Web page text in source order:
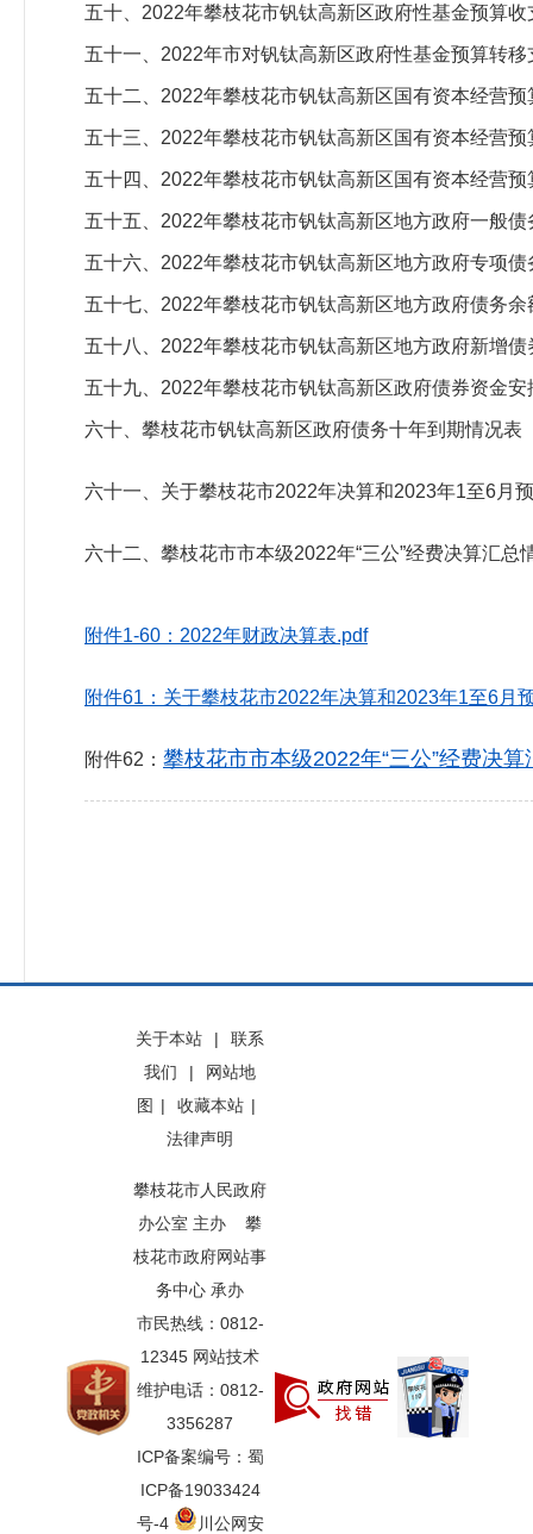
五十、2022年攀枝花市钒钛高新区政府性基金预算收
五十一、2022年市对钒钛高新区政府性基金预算转
五十二、2022年攀枝花市钒钛高新区国有资本经营预
五十三、2022年攀枝花市钒钛高新区国有资本经营预
五十四、2022年攀枝花市钒钛高新区国有资本经营
五十五、2022年攀枝花市钒钛高新区地方政府一般债
五十六、2022年攀枝花市钒钛高新区地方政府专项债
五十七、2022年攀枝花市钒钛高新区地方政府债务余
五十八、2022年攀枝花市钒钛高新区地方政府新增
五十九、2022年攀枝花市钒钛高新区政府债券资金安
六十、攀枝花市钒钛高新区政府债务十年到期情况表
六十一、关于攀枝花市2022年决算和2023年1至6月
六十二、攀枝花市市本级2022年“三公”经费决算汇总
附件1-60：2022年财政决算表.pdf
附件61：关于攀枝花市2022年决算和2023年1至6月
附件62： 攀枝花市市本级2022年“三公”经费决
关于本站 |
联系
我们
|
网站地
图 | 收藏本站 |
法律声明
攀枝花市人民政府
办公室 主办 攀
枝花市政府网站事
务中心 承办
市民热线：0812-
12345 网站技术
维护电话：0812-
3356287
ICP备案编号：蜀
ICP备19033424
号-4
川公网安